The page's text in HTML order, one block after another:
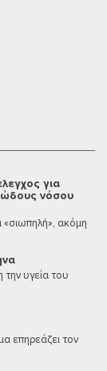
για
νόσου
«σιωπηλή», ακόμη
υγεία του
επηρεάζει τον